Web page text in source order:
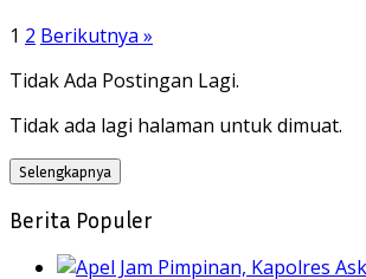
1 2 Berikutnya »
Tidak Ada Postingan Lagi.
Tidak ada lagi halaman untuk dimuat.
Selengkapnya
Berita Populer